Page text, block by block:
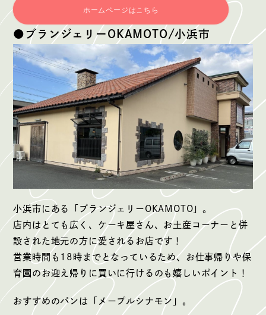
ホームページはこちら
●ブランジェリーOKAMOTO/小浜市
小浜市にある「ブランジェリーOKAMOTO」。
店内はとても広く、ケーキ屋さん、お土産コーナーと併
設された地元の方に愛されるお店です！
営業時間も18時までとなっているため、お仕事帰りや保
育園のお迎え帰りに買いに行けるのも嬉しいポイント！
おすすめのパンは「メープルシナモン」。